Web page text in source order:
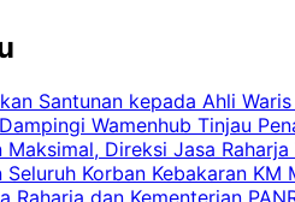
Santunan kepada Ahli
Wamenhub Tinjau
Maksimal, Direksi Jasa
Seluruh Korban Kebakaran
Raharja dan Kementerian